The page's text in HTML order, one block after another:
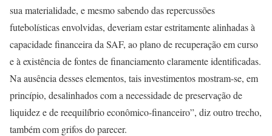
sua materialidade, e mesmo sabendo das repercussões
futebolísticas envolvidas, deveriam estar estritamente alinhadas à
capacidade financeira da SAF, ao plano de recuperação em curso
e à existência de fontes de financiamento claramente identificadas.
Na ausência desses elementos, tais investimentos mostram-se, em
princípio, desalinhados com a necessidade de preservação de
liquidez e de reequilíbrio econômico-financeiro”, diz outro trecho,
também com grifos do parecer.